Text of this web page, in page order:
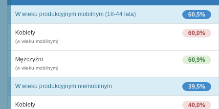
60,5%
W wieku produkcyjnym mobilnym (18-44 lata)
60,0%
Kobiety
(w wieku mobilnym)
60,9%
Mężczyźni
(w wieku mobilnym)
39,5%
W wieku produkcyjnym niemobilnym
40,0%
Kobiety